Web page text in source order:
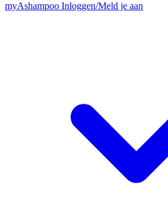
myAshampoo Inloggen/Meld je aan